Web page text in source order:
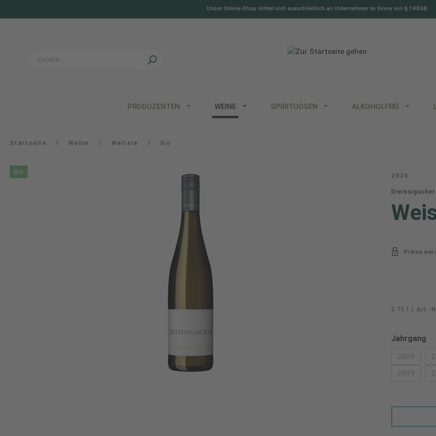
Unser Online-Shop richtet sich ausschließlich an Unternehmer im Sinne von § 14 BGB
PRODUZENTEN WEINE SPIRITUOSEN ALKOHOLFREI
Startseite / Weine / Weitere / Bio
Bio
2024
Dreissigacker
Preise
0.75 l Art.-
Jahrgang
(DIESE